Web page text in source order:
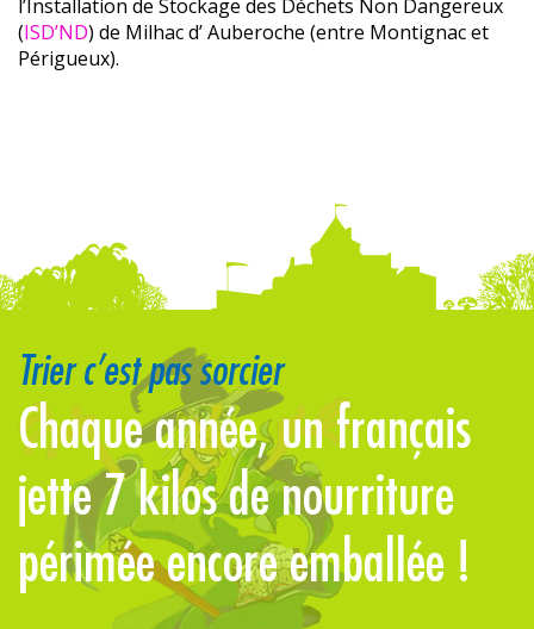
l’Installation de Stockage des Déchets Non Dangereux
(ISD’ND) de Milhac d’ Auberoche (entre Montignac et
Périgueux).
Trier c’est pas sorcier
Chaque année, un français
jette 7 kilos de nourriture
périmée encore emballée !